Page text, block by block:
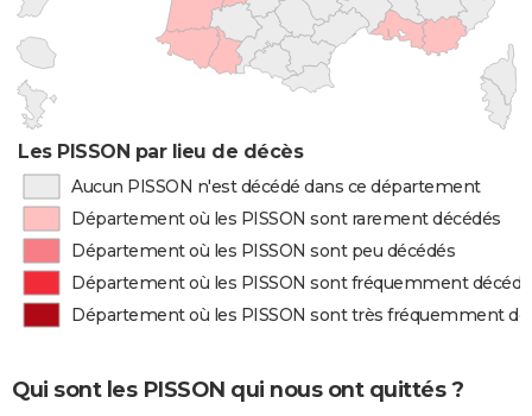
Les PISSON par lieu de décès
Aucun PISSON n'est décédé dans ce département
Département où les PISSON sont rarement décédés
Département où les PISSON sont peu décédés
Département où les PISSON sont fréquemment
Département où les PISSON sont très fréquemment
Qui sont les PISSON qui nous ont quittés ?